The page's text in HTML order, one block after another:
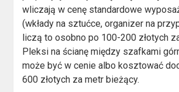
wliczają w cenę standardowe
(wkłady na sztućce, organizer na
liczą to osobno po 100-200 złotych
Pleksi na ścianę między szafkami
może być w cenie albo kosztować
600 złotych za metr bieżący.